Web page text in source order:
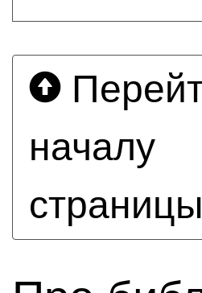
началу
страницы